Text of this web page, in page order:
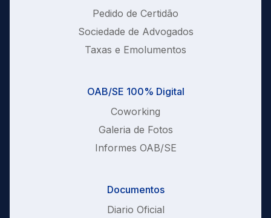
Pedido de Certidão
Sociedade de Advogados
Taxas e Emolumentos
OAB/SE 100% Digital
Coworking
Galeria de Fotos
Informes OAB/SE
Documentos
Diario Oficial